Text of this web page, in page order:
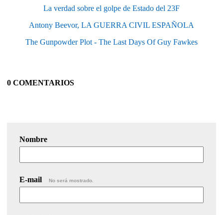
La verdad sobre el golpe de Estado del 23F
Antony Beevor, LA GUERRA CIVIL ESPAÑOLA
The Gunpowder Plot - The Last Days Of Guy Fawkes
0 COMENTARIOS
Nombre
E-mail No será mostrado.